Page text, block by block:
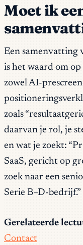
Moet ik
Een samenvatting
is het waard om
zowel AI-
zoals
daarvan je rol, je
en wat je zoekt:
SaaS, gericht op
zoek naar een
Serie B–D-bedrijf.”
Gerelateerde
Contact